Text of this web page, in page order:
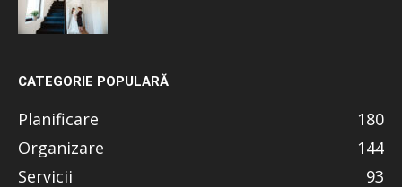
CATEGORIE POPULARĂ
Planificare
180
Organizare
144
Servicii
93